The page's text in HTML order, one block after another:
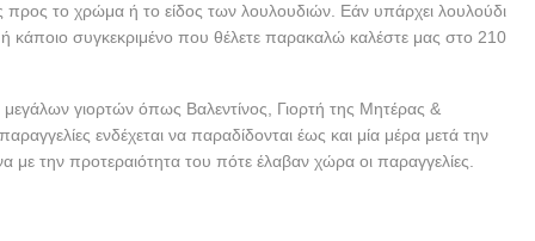
προς το χρώμα ή το είδος των λουλουδιών. Εάν υπάρχει λουλούδι
κάποιο συγκεκριμένο που θέλετε παρακαλώ καλέστε μας στο 210
γιορτών όπως Βαλεντίνος, Γιορτή της Μητέρας &
ενδέχεται να παραδίδονται έως και μία μέρα μετά την
με την προτεραιότητα του πότε έλαβαν χώρα οι παραγγελίες.